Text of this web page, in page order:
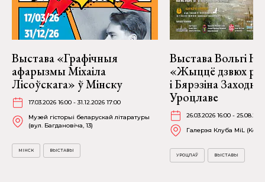
Выстава «Графічныя
афарызмы Міхаіла
Лісоўскага» ў Мінску
17.03.2026 16:00 - 31.12.2026 17:00
Музей гісторыі беларускай літаратуры
(вул. Багдановіча, 13)
МІНСК ВЫСТАВЫ
Выстава Вольгі
«Жыццё дзвюх
і Бярэзіна
Уроцлаве
26.03.2026 16:00 -
Галерэя Клуба MiL
УРОЦЛАЎ ВЫСТАВЫ